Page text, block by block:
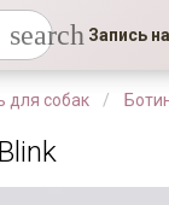
search Запись
для собак